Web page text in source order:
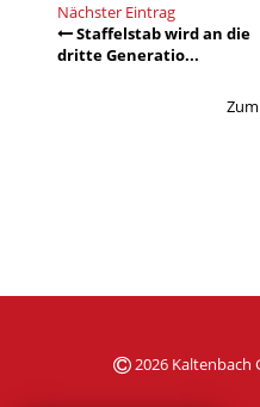
Nächster Eintrag
Staffelstab wird an die
dritte Generatio...
2026 Kaltenbach